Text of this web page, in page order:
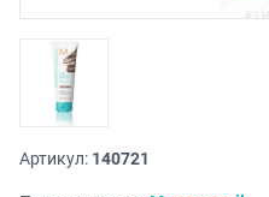
Артикул: 140721